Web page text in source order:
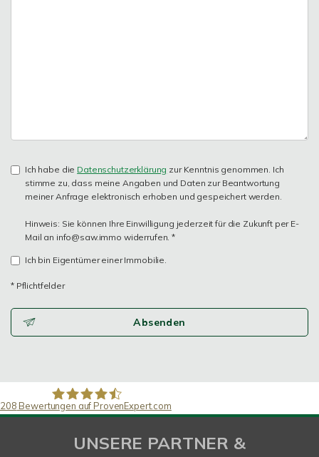
Ich habe die Datenschutzerklärung zur Kenntnis genommen. Ich
stimme zu, dass meine Angaben und Daten zur Beantwortung
meiner Anfrage elektronisch erhoben und gespeichert werden.
Hinweis: Sie können Ihre Einwilligung jederzeit für die Zukunft per E-
Mail an info@saw.immo widerrufen. *
Ich bin Eigentümer einer Immobilie.
* Pflichtfelder
Absenden
SAW Immobilien
208 Bewertungen auf ProvenExpert.com
UNSERE PARTNER &